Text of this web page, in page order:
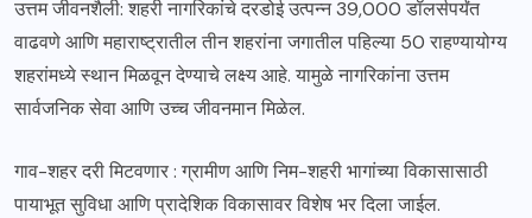
उत्तम जीवनशैली: शहरी नागरिकांचे दरडोई उत्पन्न 39,000 डॉलर्सपर्यंत
वाढवणे आणि महाराष्ट्रातील तीन शहरांना जगातील पहिल्या 50 राहण्यायोग्य
शहरांमध्ये स्थान मिळवून देण्याचे लक्ष्य आहे. यामुळे नागरिकांना उत्तम
सार्वजनिक सेवा आणि उच्च जीवनमान मिळेल.
गाव-शहर दरी मिटवणार : ग्रामीण आणि निम-शहरी भागांच्या विकासासाठी
पायाभूत सुविधा आणि प्रादेशिक विकासावर विशेष भर दिला जाईल.